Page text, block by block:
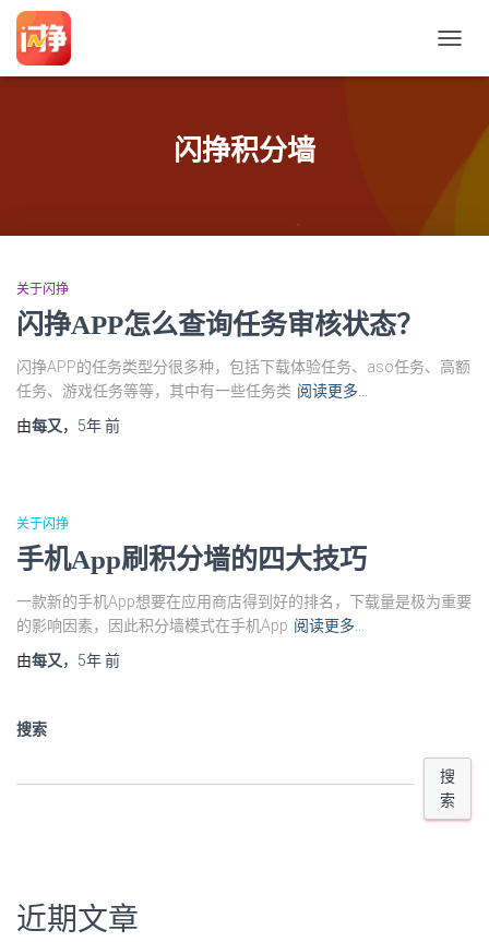
换
闪挣积分墙
关于闪挣
闪挣APP怎么查询任务审核状态？
闪挣APP的任务类型分很多种，包括下载体验任务、aso任务、高额
任务、游戏任务等等，其中有一些任务类 阅读更多…
由每又， 5年前
关于闪挣
手机App刷积分墙的四大技巧
一款新的手机App想要在应用商店得到好的排名，下载量是极为重要
的影响因素，因此积分墙模式在手机App 阅读更多…
由每又， 5年前
搜索
搜
索
近期文章